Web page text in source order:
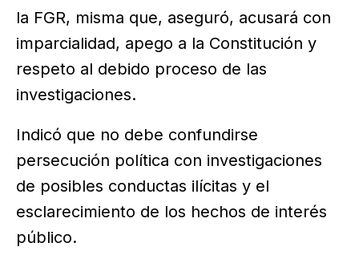
la FGR, misma que, aseguró, acusará con
imparcialidad, apego a la Constitución y
respeto al debido proceso de las
investigaciones.
Indicó que no debe confundirse
persecución política con investigaciones
de posibles conductas ilícitas y el
esclarecimiento de los hechos de interés
público.